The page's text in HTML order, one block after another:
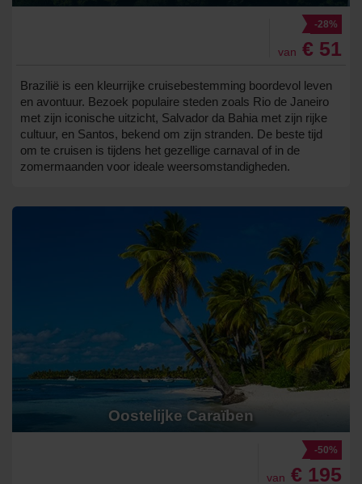
-28%
van € 51
Brazilië is een kleurrijke cruisebestemming boordevol leven
en avontuur. Bezoek populaire steden zoals Rio de Janeiro
met zijn iconische uitzicht, Salvador da Bahia met zijn rijke
cultuur, en Santos, bekend om zijn stranden. De beste tijd
om te cruisen is tijdens het gezellige carnaval of in de
zomermaanden voor ideale weersomstandigheden.
Oostelijke Caraïben
-50%
van € 195